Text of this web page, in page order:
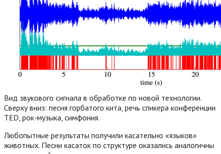
Вид звукового сигнала в обработке по новой технологии.
Сверху вниз: песня горбатого кита, речь спикера конференции
TED, рок-музыка, симфония.
Любопытные результаты получили касательно «языков»
животных. Песни касаток по структуре оказались аналогичны